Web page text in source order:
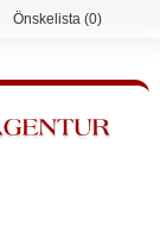
Önskelista (0)